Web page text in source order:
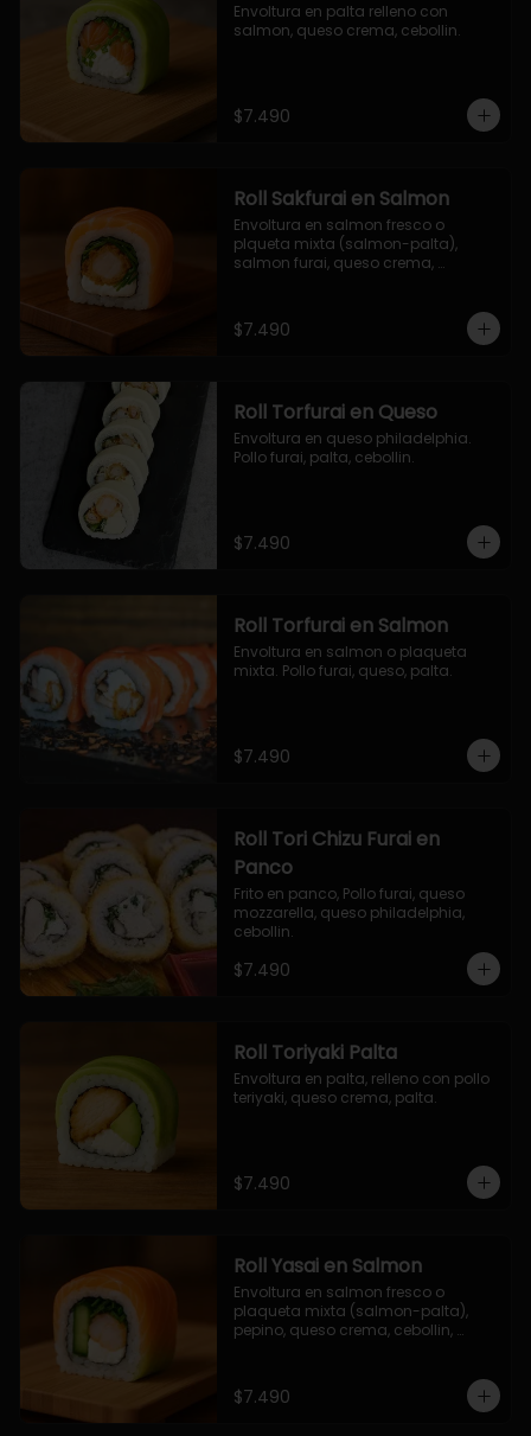
Envoltura en palta relleno con
salmon, queso crema, cebollin.
$7.490
Roll Sakfurai en Salmon
Envoltura en salmon fresco o
plqueta mixta (salmon-palta),
salmon furai, queso crema,
$7.490
Roll Torfurai en Queso
Envoltura en queso philadelphia.
Pollo furai, palta, cebollin.
$7.490
Roll Torfurai en Salmon
Envoltura en salmon o plaqueta
mixta. Pollo furai, queso, palta.
$7.490
Roll Tori Chizu Furai en
Panco
Frito en panco, Pollo furai, queso
mozzarella, queso philadelphia,
cebollin.
$7.490
Roll Toriyaki Palta
Envoltura en palta, relleno con pollo
teriyaki, queso crema, palta.
$7.490
Roll Yasai en Salmon
Envoltura en salmon fresco o
plaqueta mixta (salmon-palta),
pepino, queso crema, cebollin,
$7.490